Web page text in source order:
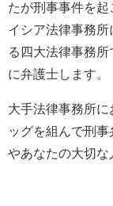
たが刑事事件を
イシア法律事務
る四大法律事務
に弁護士します。
大手法律事務所
ッグを組んで刑
やあなたの大切な